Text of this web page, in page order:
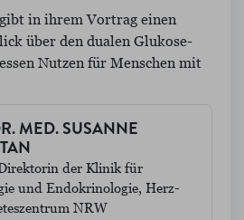
in ihrem Vortrag einen
über den dualen Glukose-
Nutzen für Menschen mit
MED. SUSANNE
der Klinik für
und Endokrinologie, Herz-
NRW